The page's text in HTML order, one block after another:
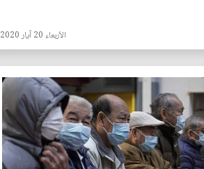
الأربعاء 20 آيار 2020